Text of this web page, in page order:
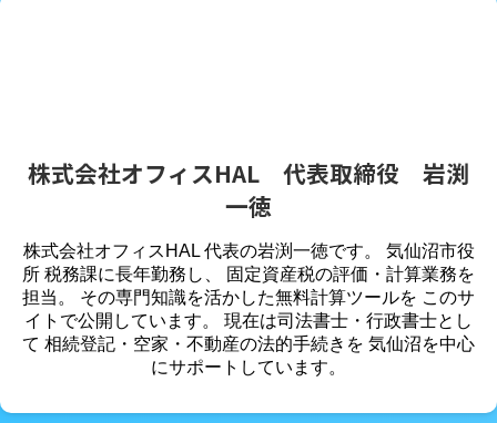
株式会社オフィスHAL 代表取締役 岩渕
一徳
株式会社オフィスHAL 代表の岩渕一徳です。 気仙沼市役
所 税務課に長年勤務し、 固定資産税の評価・計算業務を
担当。 その専門知識を活かした無料計算ツールを このサ
イトで公開しています。 現在は司法書士・行政書士とし
て 相続登記・空家・不動産の法的手続きを 気仙沼を中心
にサポートしています。